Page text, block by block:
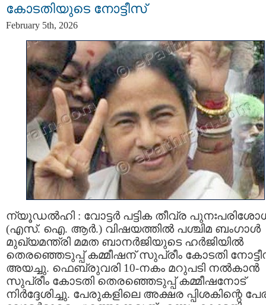
കോടതിയുടെ നോട്ടീസ്‌
February 5th, 2026
ന്യ‍ൂഡൽഹി : വോട്ടർ പട്ടിക തീവ്ര
(എസ്‌. ഐ. ആർ.) വിഷയത്തിൽ പശ്ചിമ ബംഗാൾ
മുഖ്യമന്ത്രി മമത ബാനർജിയുടെ ഹർജിയിൽ
തെരഞ്ഞെടുപ്പ്‌ കമ്മീഷന്‌ സുപ്രീം കോടതി
അയച്ചു. ഫെബ്രുവരി 10-നകം മറുപടി നൽകാൻ
സുപ്രീം കോടതി തെരഞ്ഞെടുപ്പ് കമ്മീഷനോട്
നിർദ്ദേശിച്ചു. പേരുകളിലെ അക്ഷര പ്പിശകിന്റെ